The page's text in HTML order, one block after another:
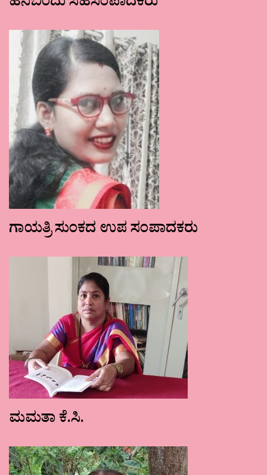
ಗಾಯತ್ರಿ ಸುಂಕದ ಉಪ ಸಂಪಾದಕರು
ಮಮತಾ ಕೆ.ಸಿ.